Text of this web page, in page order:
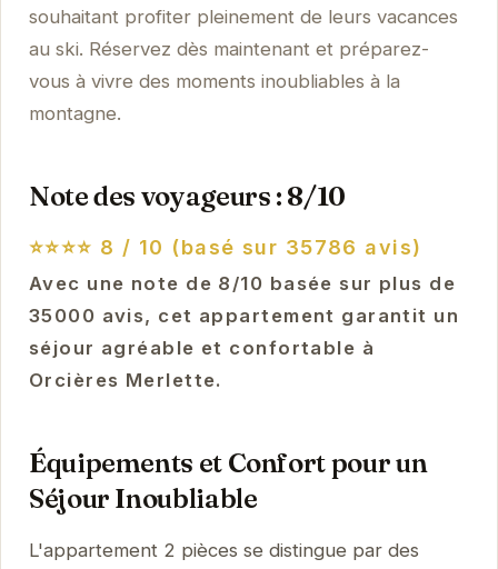
souhaitant profiter pleinement de leurs vacances
au ski. Réservez dès maintenant et préparez-
vous à vivre des moments inoubliables à la
montagne.
Note des voyageurs : 8/10
⭐⭐⭐⭐ 8 / 10 (basé sur 35786 avis)
Avec une note de 8/10 basée sur plus de
35000 avis, cet appartement garantit un
séjour agréable et confortable à
Orcières Merlette.
Équipements et Confort pour un
Séjour Inoubliable
L'appartement 2 pièces se distingue par des